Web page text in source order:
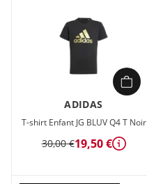
ADIDAS
T-shirt Enfant JG BLUV Q4 T Noir
30,00 €19,50 € Détails